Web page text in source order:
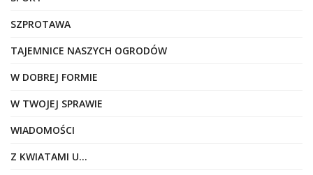
SZPROTAWA
TAJEMNICE NASZYCH OGRODÓW
W DOBREJ FORMIE
W TWOJEJ SPRAWIE
WIADOMOŚCI
Z KWIATAMI U…